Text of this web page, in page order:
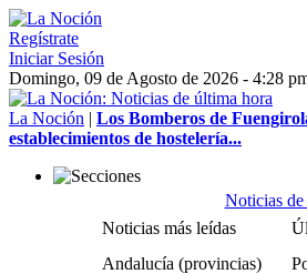
Regístrate
Iniciar Sesión
Domingo, 09 de Agosto de 2026 - 4:28
La Noción | Los Bomberos de
establecimientos de hostelería...
Noticias de
Noticias más leídas
Andalucía (provincias)